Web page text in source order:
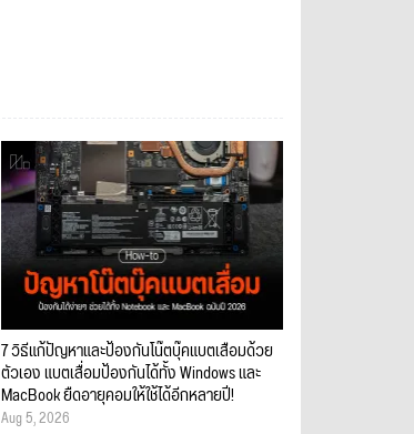
7 วิธีแก้ปัญหาและป้องกันโน๊ตบุ๊คแบตเสื่อมด้วย
ตัวเอง แบตเสื่อมป้องกันได้ทั้ง Windows และ
MacBook ยืดอายุคอมให้ใช้ได้อีกหลายปี!
Aug 5, 2026